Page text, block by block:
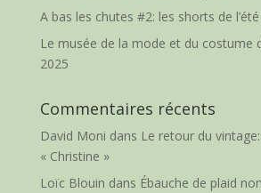
A bas les chutes #2: les shorts de l’été
Le musée de la mode et du costume
2025
Commentaires récents
David Moni dans Le retour du
« Christine »
Loïc Blouin dans Ébauche de plaid